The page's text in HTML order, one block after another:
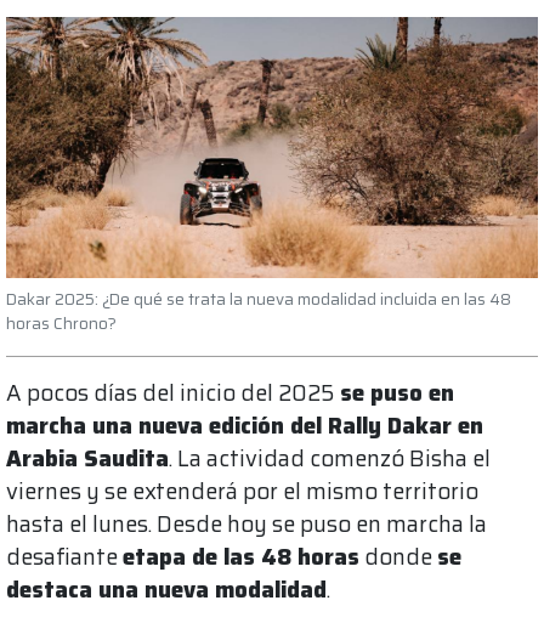
Dakar 2025: ¿De qué se trata la nueva modalidad incluida en las 48
horas Chrono?
A pocos días del inicio del 2025 se puso en
marcha una nueva edición del Rally Dakar en
Arabia Saudita. La actividad comenzó Bisha el
viernes y se extenderá por el mismo territorio
hasta el lunes. Desde hoy se puso en marcha la
desafianteetapa de las 48 horas dondese
destaca una nueva modalidad.